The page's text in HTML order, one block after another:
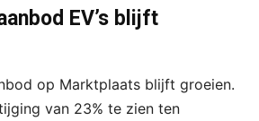
EV’s blijft
op Marktplaats blijft groeien.
van 23% te zien ten